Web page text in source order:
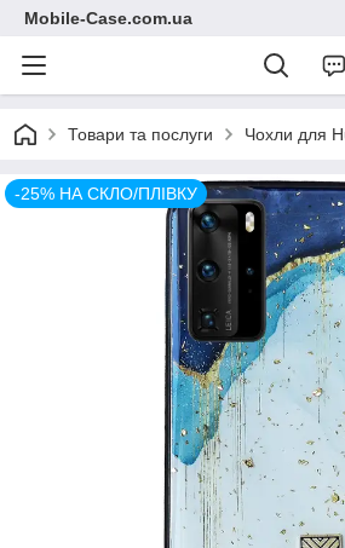
Mobile-Case.com.ua
Товари та послуги Чохли для
-25% НА СКЛО/ПЛІВКУ